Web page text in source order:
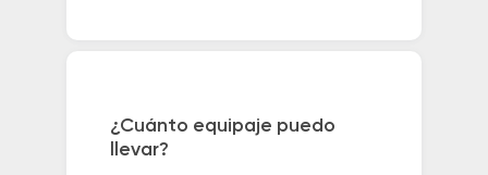
¿Cuánto equipaje puedo
llevar?